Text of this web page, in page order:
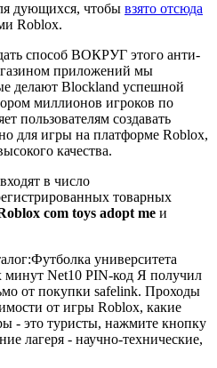
дующихся, чтобы взято отсюда
Roblox.
способ ВОКРУГ этого анти-
приложений мы
делают Blockland успешной
миллионов игроков по
пользователям создавать
для игры на платформе Roblox,
качества.
в число
товарных
com toys adopt me и
университета
Net10 PIN-код Я получил
от покупки safelink. Проходы
от игры Roblox, какие
- это туристы, нажмите кнопку
лагеря - научно-технические,